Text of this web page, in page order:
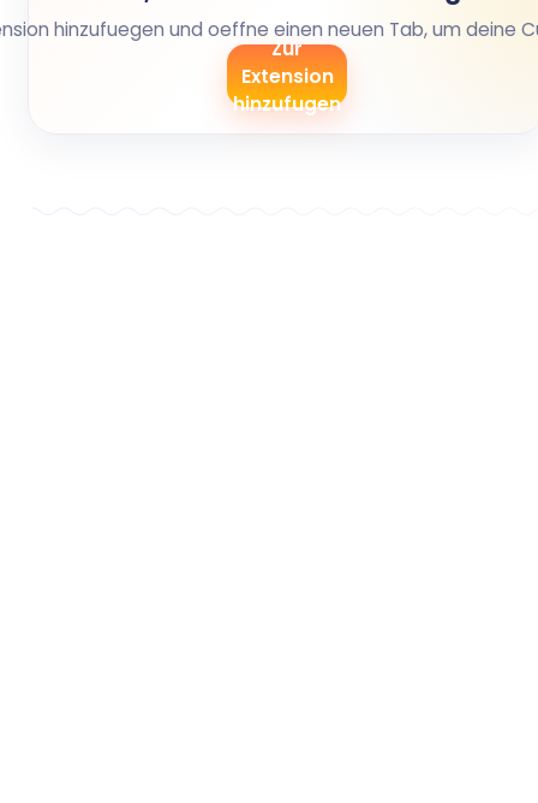
hinzufuegen und oeffne einen neuen Tab, um deine
Zur
Extension
hinzufugen